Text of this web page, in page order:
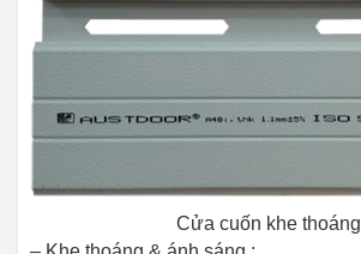
Cửa cuốn khe thoáng